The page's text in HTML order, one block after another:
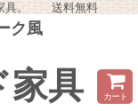
家具。 送料無料
ク風
具 カート